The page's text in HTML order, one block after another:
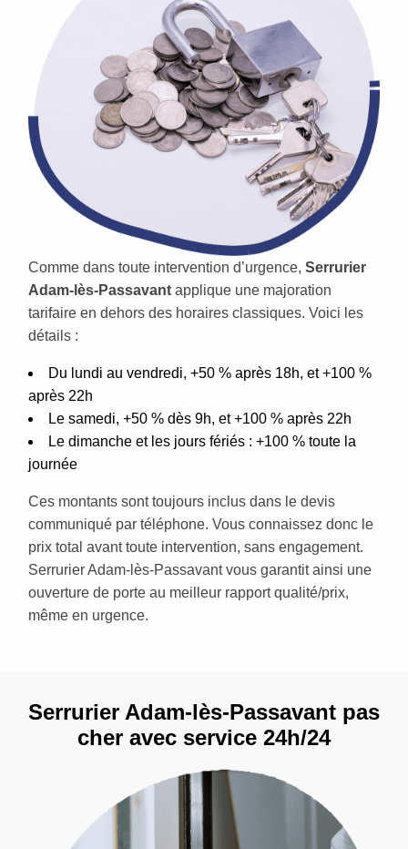
Comme dans toute intervention d’urgence, Serrurier
Adam-lès-Passavant applique une majoration
tarifaire en dehors des horaires classiques. Voici les
détails :
Du lundi au vendredi, +50 % après 18h, et +100 %
après 22h
Le samedi, +50 % dès 9h, et +100 % après 22h
Le dimanche et les jours fériés : +100 % toute la
journée
Ces montants sont toujours inclus dans le devis
communiqué par téléphone. Vous connaissez donc le
prix total avant toute intervention, sans engagement.
Serrurier Adam-lès-Passavant vous garantit ainsi une
ouverture de porte au meilleur rapport qualité/prix,
même en urgence.
Serrurier Adam-lès-Passavant pas
cher avec service 24h/24